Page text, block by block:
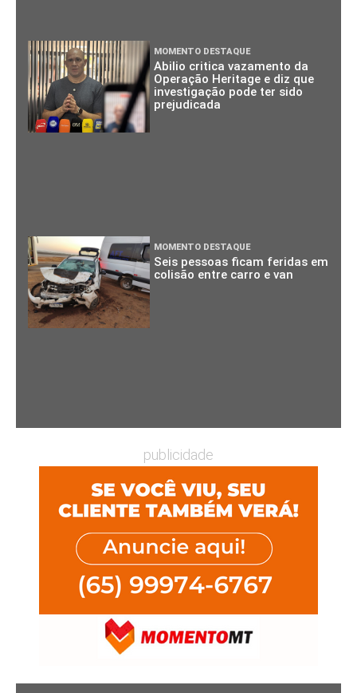
MOMENTO DESTAQUE
Abilio critica vazamento da
Operação Heritage e diz que
investigação pode ter sido
prejudicada
MOMENTO DESTAQUE
Seis pessoas ficam feridas em
colisão entre carro e van
publicidade